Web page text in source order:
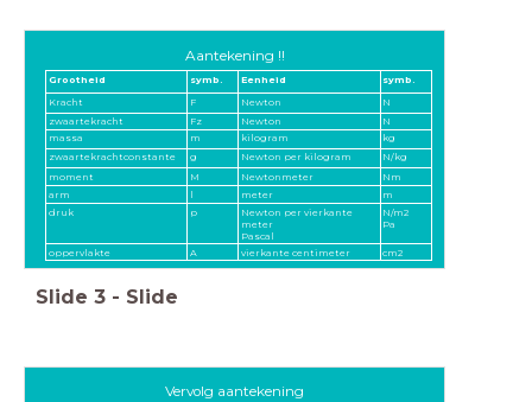
Aantekening !!
Grootheid symb. Eenheid
symb.
Kracht
F Newton
N
zwaartekracht
Fz Newton
N
massa
m kilogram
kg
zwaartekrachtconstante
g Newton per kilogram
N/kg
moment
M Newtonmeter
Nm
arm
l meter
m
druk
p
Newton per vierkante
meter
Pascal
N/m2
Pa
oppervlakte A vierkante centimeter cm2
Slide 3 - Slide
Vervolg aantekening